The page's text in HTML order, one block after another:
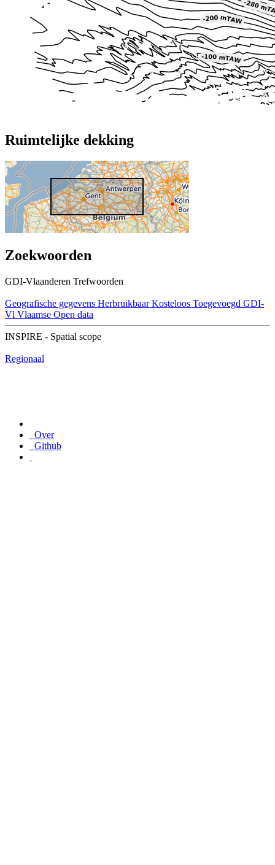
Ruimtelijke dekking
Zoekwoorden
GDI-Vlaanderen Trefwoorden
Geografische gegevens Herbruikbaar Kosteloos Toegevoegd GDI-
Vl Vlaamse Open data
INSPIRE - Spatial scope
Regionaal
Over
Github